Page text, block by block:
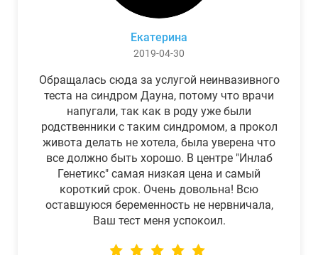
Екатерина
2019-04-30
Обращалась сюда за услугой неинвазивного
теста на синдром Дауна, потому что врачи
напугали, так как в роду уже были
родственники с таким синдромом, а прокол
живота делать не хотела, была уверена что
все должно быть хорошо. В центре "Инлаб
Генетикс" самая низкая цена и самый
короткий срок. Очень довольна! Всю
оставшуюся беременность не нервничала,
Ваш тест меня успокоил.